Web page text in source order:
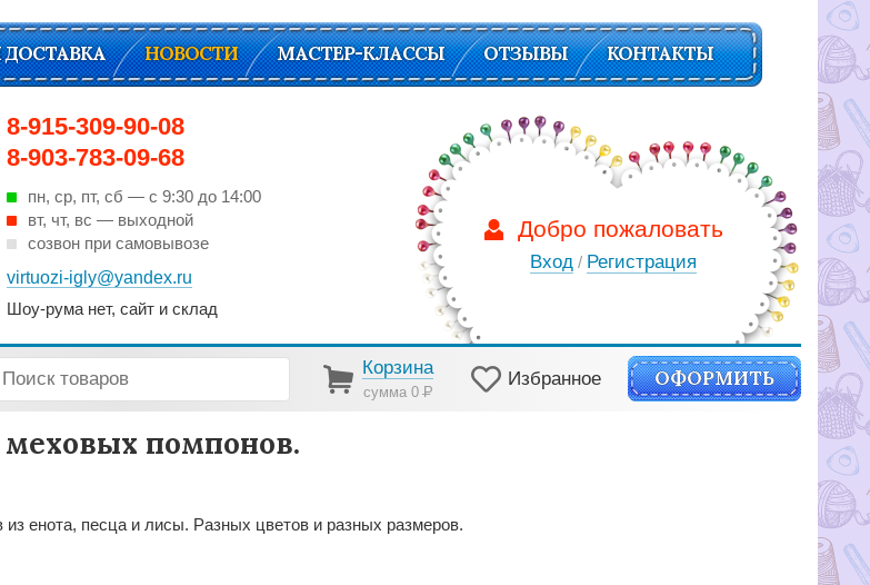
8-915-309-90-08
8-903-783-09-68
пн, ср, пт, cб — с 9:30 до 14:00
вт, чт, вс — выходной
созвон при самовывозе
virtuozi-igly@yandex.ru
Шоу-рума нет, сайт и склад
НОВОСТИ МАСТЕР-КЛАССЫ ОТЗЫВЫ КОНТАКТЫ
Добро пожаловать
Вход / Регистрация
Корзина
сумма 0Р
Избранное ОФОРМИТЬ
помпонов.
енота, песца и лисы. Разных цветов и разных размеров.